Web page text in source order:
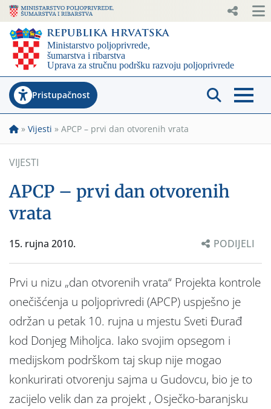
Pristupačnost
» Vijesti » APCP – prvi dan otvorenih vrata
VIJESTI
APCP – prvi dan otvorenih
vrata
15. rujna 2010. PODIJELI
Prvi u nizu „dan otvorenih vrata“ Projekta kontrole
onečišćenja u poljoprivredi (APCP) uspješno je
održan u petak 10. rujna u mjestu Sveti Đurađ
kod Donjeg Miholjca. Iako svojim opsegom i
medijskom podrškom taj skup nije mogao
konkurirati otvorenju sajma u Gudovcu, bio je to
zacijelo velik dan za projekt , Osječko-baranjsku